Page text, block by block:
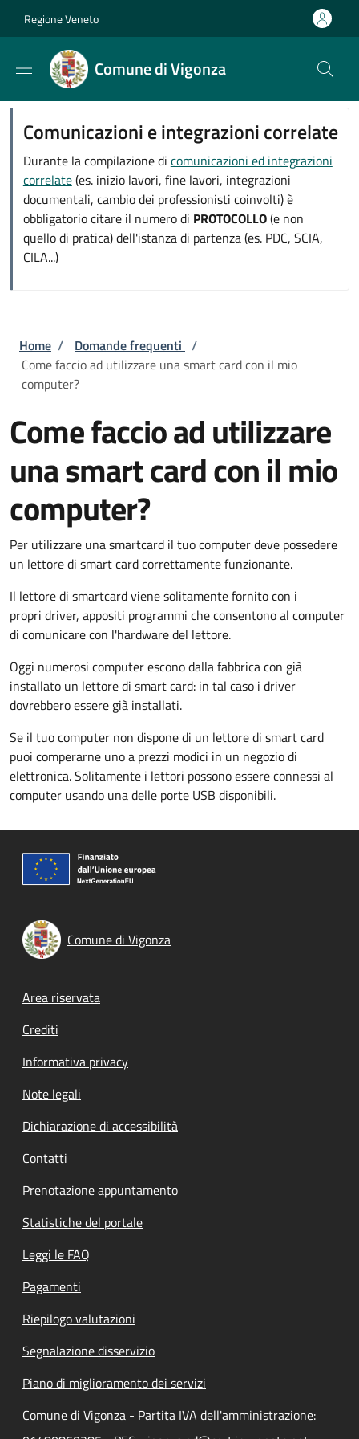
Regione Veneto
Comune di Vigonza
Comunicazioni e integrazioni correlate
Durante la compilazione di comunicazioni ed integrazioni
correlate(es. inizio lavori, fine lavori, integrazioni
documentali, cambio dei professionisti coinvolti) è
obbligatorio citare il numero di PROTOCOLLO(e non
quello di pratica) dell'istanza di partenza (es. PDC, SCIA,
CILA...)
Briciole di pane
Home / Domande frequenti /
Come faccio ad utilizzare una smart card con il mio
computer?
Come faccio ad utilizzare
una smart card con il mio
computer?
Per utilizzare una smartcard il tuo computer deve possedere
un lettore di smart card correttamente funzionante.
Il lettore di smartcard viene solitamente fornito con i
propri driver, appositi programmi che consentono al computer
di comunicare con l'hardware del lettore.
Oggi numerosi computer escono dalla fabbrica con già
installato un lettore di smart card: in tal caso i driver
dovrebbero essere già installati.
Se il tuo computer non dispone di un lettore di smart card
puoi comperarne uno a prezzi modici in un negozio di
elettronica. Solitamente i lettori possono essere connessi al
computer usando una delle porte USB disponibili.
Comune di Vigonza
Footer menu
Area riservata
Crediti
Informativa privacy
Note legali
Dichiarazione di accessibilità
Contatti
Prenotazione appuntamento
Statistiche del portale
Leggi le FAQ
Pagamenti
Riepilogo valutazioni
Segnalazione disservizio
Piano di miglioramento dei servizi
Comune di Vigonza - Partita IVA dell'amministrazione: